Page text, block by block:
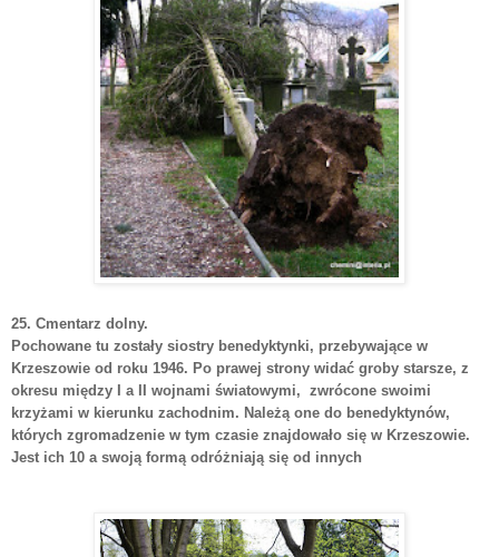
25. Cmentarz dolny.
Pochowane tu zostały siostry benedyktynki, przebywające w
Krzeszowie od roku 1946. Po prawej strony widać groby starsze, z
okresu między I a II wojnami światowymi, zwrócone swoimi
krzyżami w kierunku zachodnim. Należą one do benedyktynów,
których zgromadzenie w tym czasie znajdowało się w Krzeszowie.
Jest ich 10 a swoją formą odróżniają się od innych